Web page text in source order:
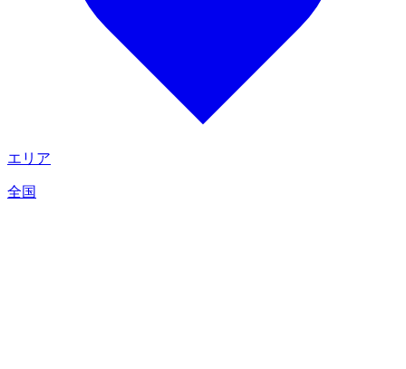
エリア
全国